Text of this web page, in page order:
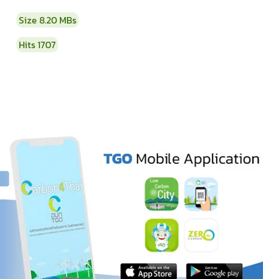
Size 8.20 MBs
Hits1707